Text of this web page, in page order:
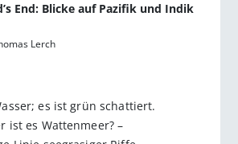
End: Blicke auf Pazifik und Indik
Lerch
es ist grün schattiert.
ist es Wattenmeer? –